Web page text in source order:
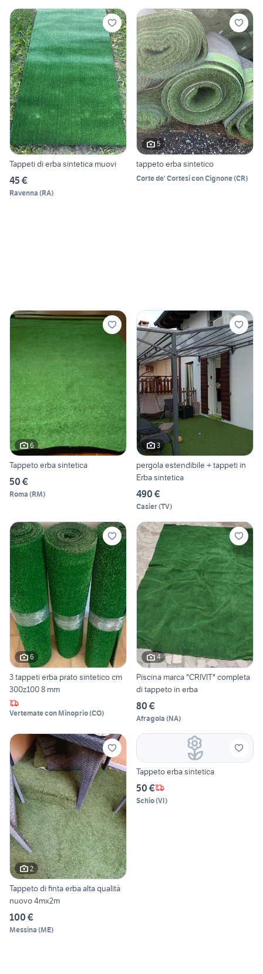
Tappeti di erba sintetica muovi
45 €
Ravenna (RA)
5
tappeto erba sintetico
Corte de' Cortesi con Cignone(CR)
6
Tappeto erba sintetica
50 €
Roma (RM)
3
pergola estendibile + tappeti in
Erba sintetica
490 €
Casier(TV)
6
3 tappeti erba prato sintetico cm
300z100 8 mm
Vertemate con Minoprio(CO)
4
Piscina marca "CRIVIT" completa
di tappeto in erba
80 €
Afragola (NA)
2
Tappeto di finta erba alta qualità
nuovo 4mx2m
100 €
Messina (ME)
Tappeto erba sintetica
50 €
Schio(VI)